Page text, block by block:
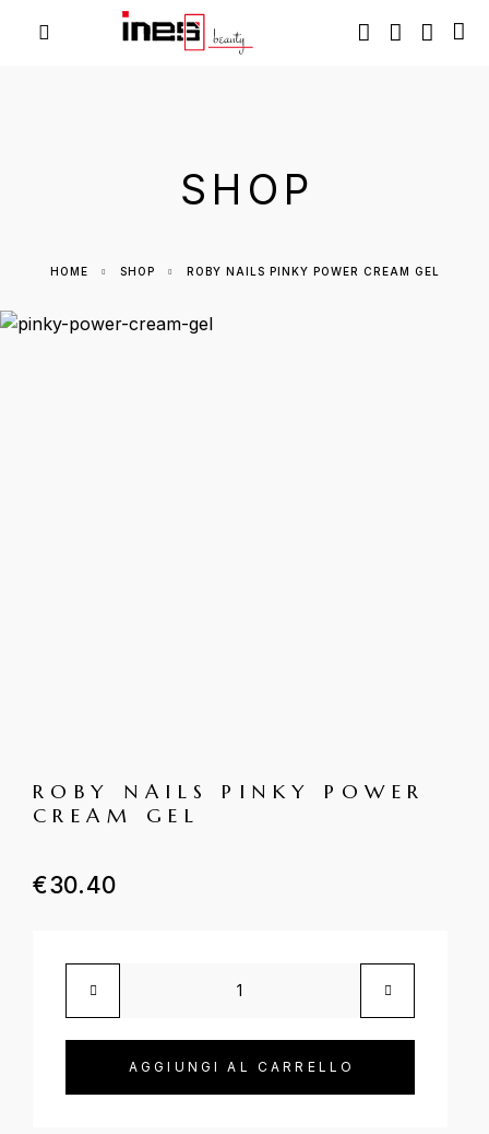
SHOP
HOME SHOP ROBY NAILS PINKY POWER CREAM GEL
ROBY NAILS PINKY POWER
CREAM GEL
€30.40
Roby Nails Pinky Power Cream Gel quantità
AGGIUNGI AL CARRELLO